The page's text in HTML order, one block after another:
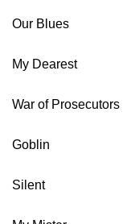
Our Blues
My Dearest
War of Prosecutors
Goblin
Silent